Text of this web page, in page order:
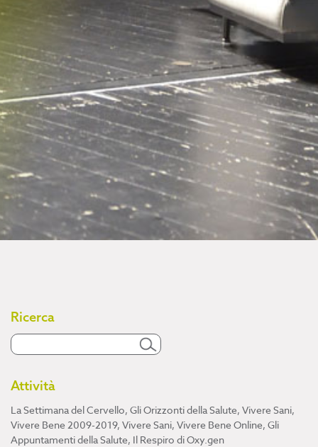
Ricerca
Attività
La Settimana del Cervello, Gli Orizzonti della Salute, Vivere Sani,
Vivere Bene 2009-2019, Vivere Sani, Vivere Bene Online, Gli
Appuntamenti della Salute, Il Respiro di Oxy.gen